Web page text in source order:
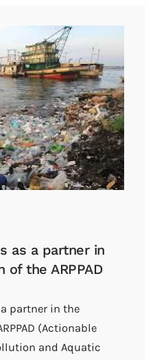
as a partner in
the ARPPAD
partner in the
(Actionable
and Aquatic